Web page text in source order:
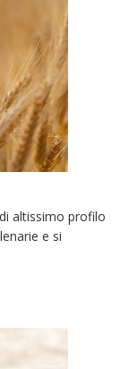
altissimo profilo
e si